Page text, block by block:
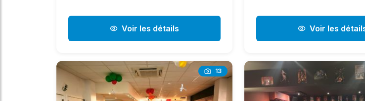
Voir les détails Voir les
13